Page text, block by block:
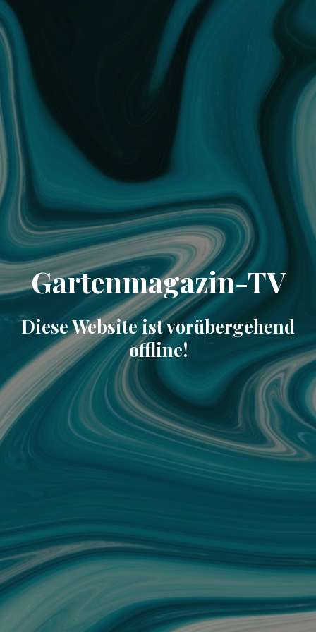
Gartenmagazin-TV
Diese Website ist vorübergehend
offline!